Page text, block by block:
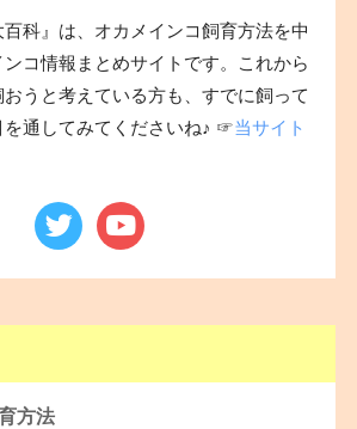
百科』は、オカメインコ飼育方法を中
コ情報まとめサイトです。これから
うと考えている方も、すでに飼って
を通してみてくださいね♪ ☞当サイト
方法